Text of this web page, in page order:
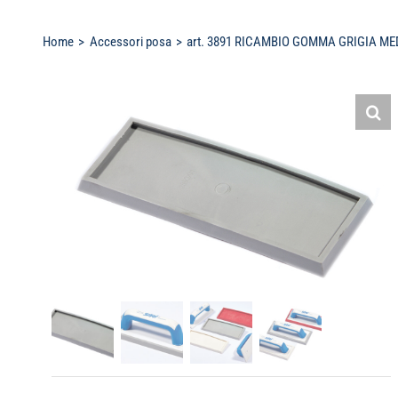
Home Accessori posa art. 3891 RICAMBIO GOMMA GRIGIA